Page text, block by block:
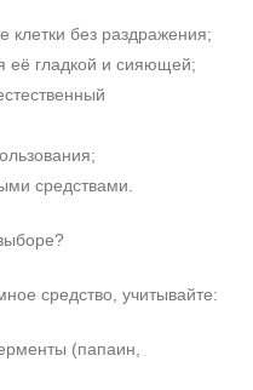
без раздражения;
её гладкой и сияющей;
средствами.
средство, учитывайте:
(папаин,